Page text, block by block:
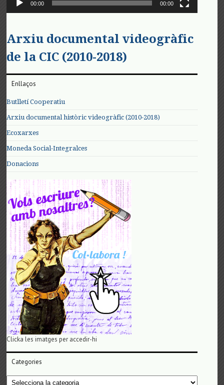
00:00 00:00
Arxiu documental videogràfic
de la CIC (2010-2018)
Enllaços
Butlletí Cooperatiu
Arxiu documental històric videogràfic (2010-2018)
Ecoxarxes
Moneda Social-Integralces
Donacions
Clicka les imatges per accedir-hi
Categories
Categories